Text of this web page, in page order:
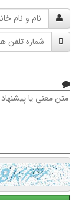
و
نام
خانوادگی
شماره
تلفن
متن